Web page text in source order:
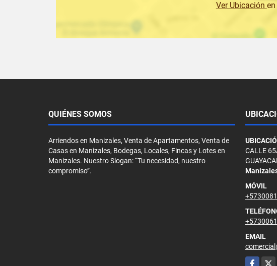
Ver Ubicación en
QUIÉNES SOMOS
Arriendos en Manizales, Venta de Apartamentos, Venta de
Casas en Manizales, Bodegas, Locales, Fincas y Lotes en
Manizales. Nuestro Slogan: “Tu necesidad, nuestro
compromiso”.
CALLE
MÓVIL
EMAIL
Facebook
X